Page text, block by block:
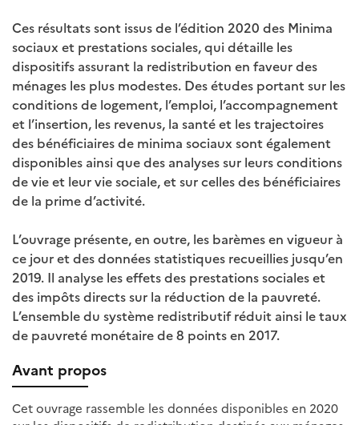
Ces résultats sont issus de l’édition 2020 des Minima
sociaux et prestations sociales, qui détaille les
dispositifs assurant la redistribution en faveur des
ménages les plus modestes. Des études portant sur les
conditions de logement, l’emploi, l’accompagnement
et l’insertion, les revenus, la santé et les trajectoires
des bénéficiaires de minima sociaux sont également
disponibles ainsi que des analyses sur leurs conditions
de vie et leur vie sociale, et sur celles des bénéficiaires
de la prime d’activité.
L’ouvrage présente, en outre, les barèmes en vigueur à
ce jour et des données statistiques recueillies jusqu’en
2019. Il analyse les effets des prestations sociales et
des impôts directs sur la réduction de la pauvreté.
L’ensemble du système redistributif réduit ainsi le taux
de pauvreté monétaire de 8 points en 2017.
Avant propos
Cet ouvrage rassemble les données disponibles en 2020